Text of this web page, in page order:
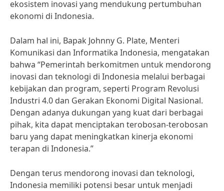
ekosistem inovasi yang mendukung pertumbuhan
ekonomi di Indonesia.
Dalam hal ini, Bapak Johnny G. Plate, Menteri
Komunikasi dan Informatika Indonesia, mengatakan
bahwa “Pemerintah berkomitmen untuk mendorong
inovasi dan teknologi di Indonesia melalui berbagai
kebijakan dan program, seperti Program Revolusi
Industri 4.0 dan Gerakan Ekonomi Digital Nasional.
Dengan adanya dukungan yang kuat dari berbagai
pihak, kita dapat menciptakan terobosan-terobosan
baru yang dapat meningkatkan kinerja ekonomi
terapan di Indonesia.”
Dengan terus mendorong inovasi dan teknologi,
Indonesia memiliki potensi besar untuk menjadi